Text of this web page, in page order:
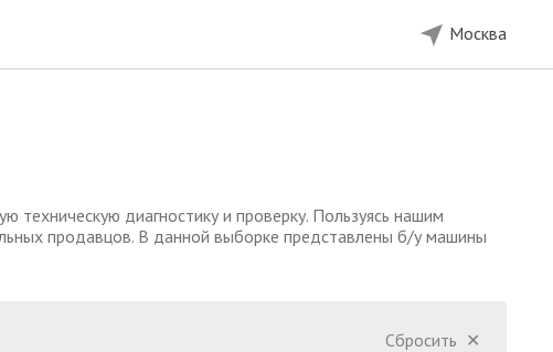
Москва
диагностику и проверку. Пользуясь нашим
продавцов. В данной выборке представлены б/у машины
Сбросить ✕